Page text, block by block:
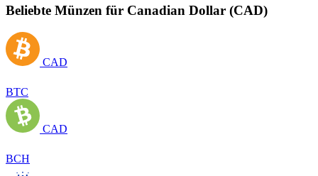
Beliebte Münzen für Canadian Dollar (CAD)
CAD
BTC
CAD
BCH